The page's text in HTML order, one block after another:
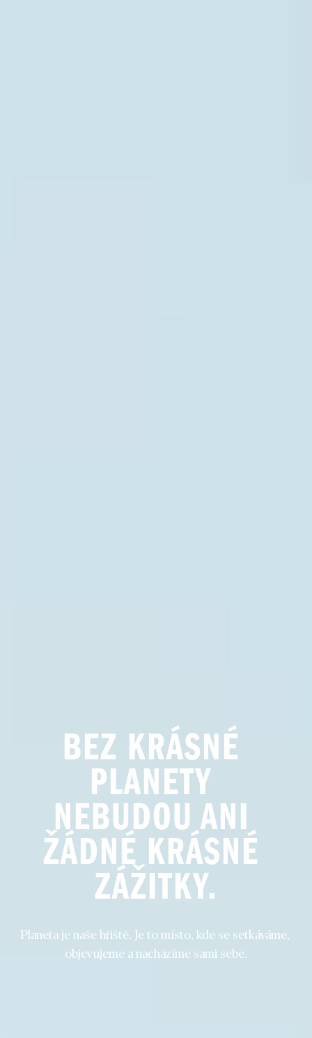
BEZ KRÁSNÉ
PLANETY
NEBUDOU ANI
ŽÁDNÉ KRÁSNÉ
ZÁŽITKY.
Planeta je naše hřiště. Je to místo, kde se setkáváme,
objevujeme a nacházíme sami sebe.